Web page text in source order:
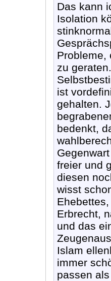
Das kann
Isolation
Probleme,
zu
ist
gehalten.
bedenkt,
freier und
diesen
wisst
Erbrecht,
und das
Islam
immer
passen